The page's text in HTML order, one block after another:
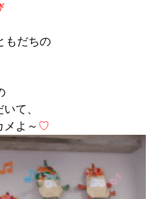
もだちの
て、
よ～ ♡